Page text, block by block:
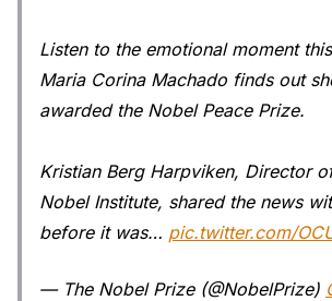
Listen to the emotional moment
Maria Corina Machado finds out
awarded the Nobel Peace Prize.
Kristian Berg Harpviken, Director
Nobel Institute, shared the news
before it was… pic.twitter.com/
— The Nobel Prize (@NobelPrize)